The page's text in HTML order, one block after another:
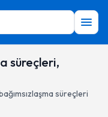
süreçleri,
süreçleri